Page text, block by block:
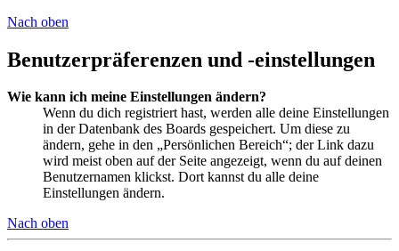
Nach oben
Benutzerpräferenzen und -einstellungen
Wie kann ich meine Einstellungen ändern?
Wenn du dich registriert hast, werden alle deine Einstellungen
in der Datenbank des Boards gespeichert. Um diese zu
ändern, gehe in den „Persönlichen Bereich“; der Link dazu
wird meist oben auf der Seite angezeigt, wenn du auf deinen
Benutzernamen klickst. Dort kannst du alle deine
Einstellungen ändern.
Nach oben